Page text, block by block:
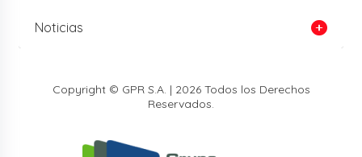
Noticias
Copyright © GPR S.A. | 2026 Todos los Derechos
Reservados.